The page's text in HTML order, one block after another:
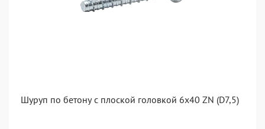
Шуруп по бетону с плоской головкой 6x40 ZN (D7,5)